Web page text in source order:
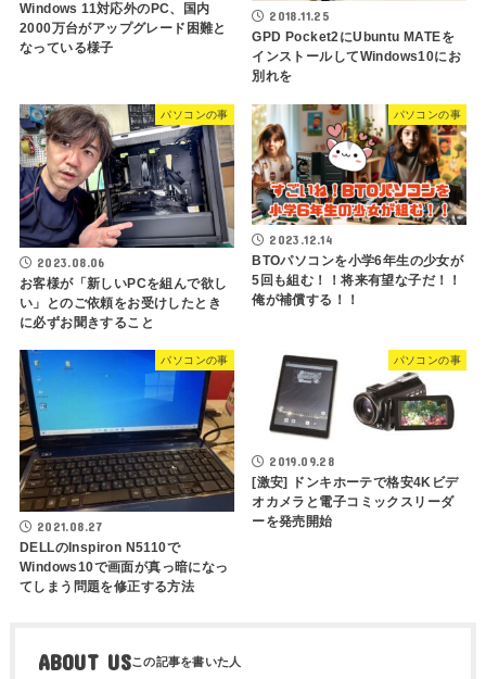
Windows 11対応外のPC、国内
2000万台がアップグレード困難と
なっている様子
2018.11.25
GPD Pocket2にUbuntu MATEを
インストールしてWindows10にお
別れを
パソコンの事
2023.08.06
お客様が「新しいPCを組んで欲し
い」とのご依頼をお受けしたとき
に必ずお聞きすること
パソコンの事
2023.12.14
BTOパソコンを小学6年生の少女が
5回も組む！！将来有望な子だ！！
俺が補償する！！
パソコンの事
2021.08.27
DELLのInspiron N5110で
Windows10で画面が真っ暗になっ
てしまう問題を修正する方法
パソコンの事
2019.09.28
[激安] ドンキホーテで格安4Kビデ
オカメラと電子コミックスリーダ
ーを発売開始
ABOUT US